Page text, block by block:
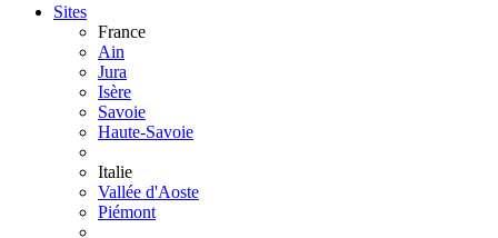
Sites
France
Ain
Jura
Isère
Savoie
Haute-Savoie
Italie
Vallée d'Aoste
Piémont